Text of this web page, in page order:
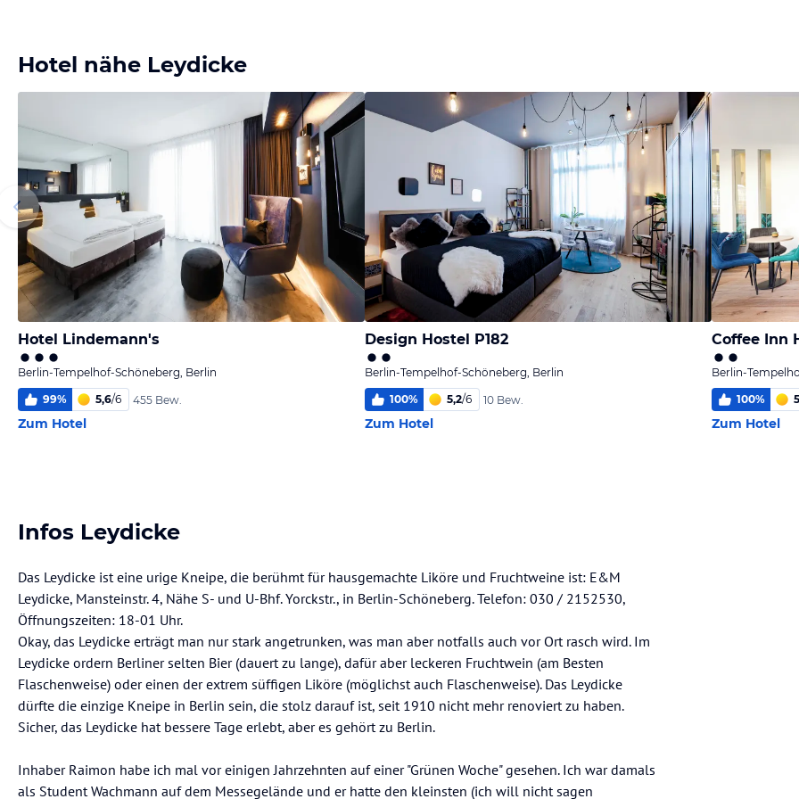
Hotel nähe Leydicke
Hotel Lindemann's
Berlin-Tempelhof-Schöneberg, Berlin
99% 5,6/6 455 Bew.
Zum Hotel
Design Hostel P182
Berlin-Tempelhof-Schöneberg, Berlin
100% 5,2/6 10 Bew.
Zum Hotel
Coffee Inn
Berlin-
100%
Zum Hotel
Infos Leydicke
Das Leydicke ist eine urige Kneipe, die berühmt für hausgemachte Liköre und Fruchtweine ist: E&M
Leydicke, Mansteinstr. 4, Nähe S- und U-Bhf. Yorckstr., in Berlin-Schöneberg. Telefon: 030 / 2152530,
Öffnungszeiten: 18-01 Uhr.
Okay, das Leydicke erträgt man nur stark angetrunken, was man aber notfalls auch vor Ort rasch wird. Im
Leydicke ordern Berliner selten Bier (dauert zu lange), dafür aber leckeren Fruchtwein (am Besten
Flaschenweise) oder einen der extrem süffigen Liköre (möglichst auch Flaschenweise). Das Leydicke
dürfte die einzige Kneipe in Berlin sein, die stolz darauf ist, seit 1910 nicht mehr renoviert zu haben.
Sicher, das Leydicke hat bessere Tage erlebt, aber es gehört zu Berlin.
Inhaber Raimon habe ich mal vor einigen Jahrzehnten auf einer "Grünen Woche" gesehen. Ich war damals
als Student Wachmann auf dem Messegelände und er hatte den kleinsten (ich will nicht sagen